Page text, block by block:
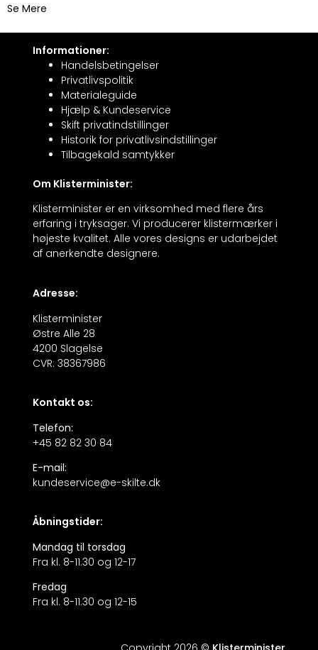
Se Mere
Informationer:
Handelsbetingelser
Privatlivspolitik
Materialeguide
Hjælp & Kundeservice
Skift privatindstillinger
Historik for privatlivsindstillinger
Tilbagekald samtykker
Om Klisterminister:
Klisterminister er en virksomhed med flere års
erfaring i tryksager. Vi producerer klistermærker i
højeste kvalitet. Alle vores designs er udarbejdet
af anerkendte designere.
Adresse:
Klisterminister
Østre Alle 28
4200 Slagelse
CVR: 38367986
Kontakt os:
Telefon:
+45 82 82 30 84
E-mail:
kundeservice@e-skilte.dk
Åbningstider:
Mandag til torsdag
Fra kl. 8-11.30 og 12-17
Fredag
Fra kl. 8-11.30 og 12-15